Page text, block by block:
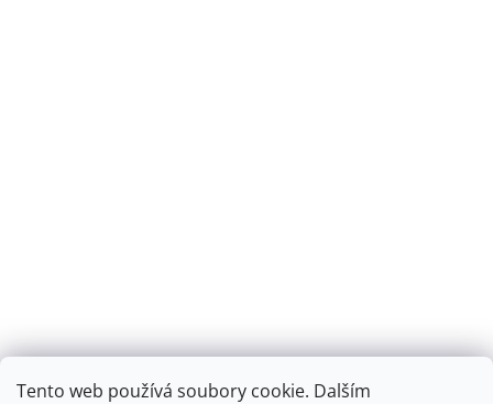
Tento web používá soubory cookie. Dalším
Montáž podlahového topení - EKOTERM s.r.o.